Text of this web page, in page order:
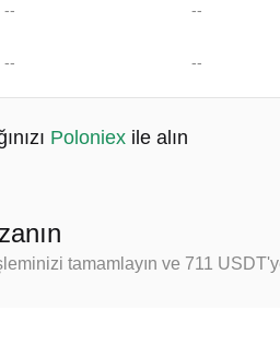
-- --
-- --
Poloniex ile alın
tamamlayın ve 711